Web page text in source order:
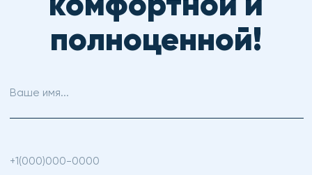
MAX/WhatsApp +7 (925) 779 22-59
E-mail:
info@arina.care
Телеграм канал Арина в эфире
https://t.me/sduarina